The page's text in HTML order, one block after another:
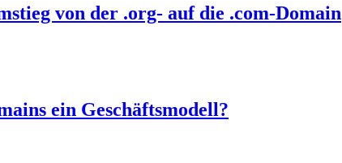
von der .org- auf die .com-Domain
ein Geschäftsmodell?